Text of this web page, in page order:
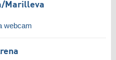
​Marilleva
webcam